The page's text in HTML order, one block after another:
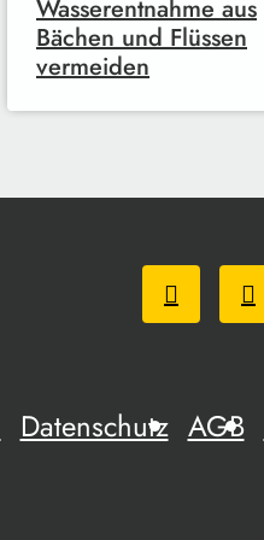
Wasserentnahme aus
Bächen und Flüssen
vermeiden
Datenschutz AGB